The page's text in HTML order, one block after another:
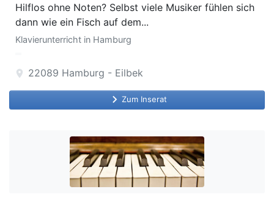
Hilflos ohne Noten? Selbst viele Musiker fühlen sich
dann wie ein Fisch auf dem...
Klavierunterricht in Hamburg
location_on 22089 Hamburg - Eilbek
keyboard_arrow_right Zum Inserat